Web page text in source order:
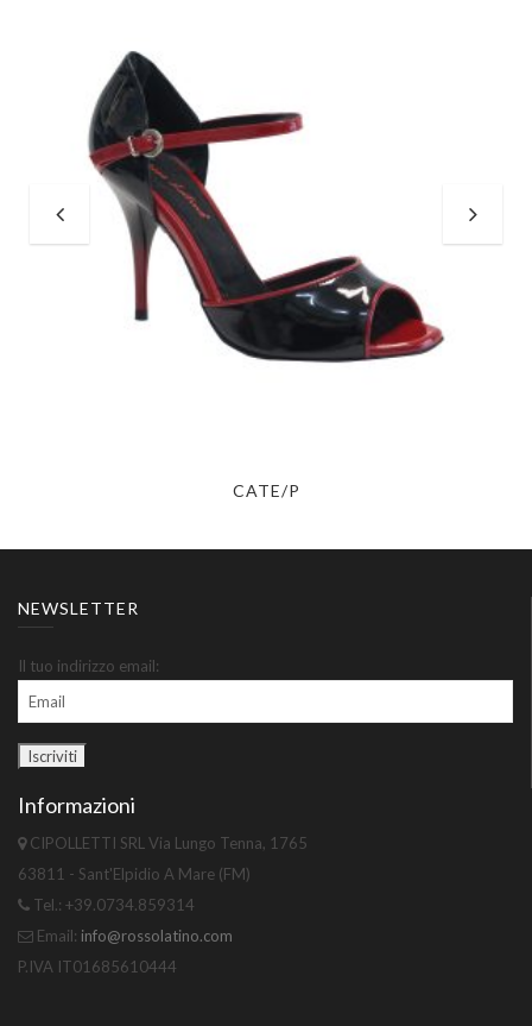
CATE/P
NEWSLETTER
Il tuo indirizzo email:
Informazioni
CIPOLLETTI SRL Via Lungo Tenna, 1765
63811 - Sant'Elpidio A Mare (FM)
Tel.: +39.0734.859314
Email: info@rossolatino.com
P.IVA IT01685610444